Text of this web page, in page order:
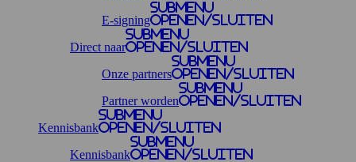
E-signing
Submenu
openen/sluiten
Direct naar
Submenu
openen/sluiten
Onze partners
Submenu
openen/sluiten
Partner worden
Submenu
openen/sluiten
Kennisbank
Submenu
openen/sluiten
Kennisbank
Submenu
openen/sluiten